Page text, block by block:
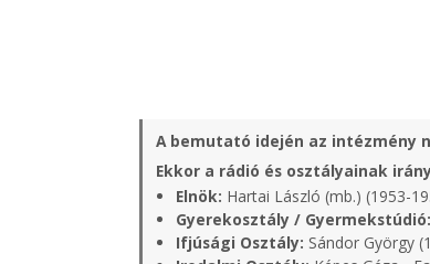
A bemutató idején az intézmény
Ekkor a rádió és osztályainak
Elnök: Hartai László (mb.) (1953-
Gyerekosztály / Gyermekstúdió:
Ifjúsági Osztály: Sándor György